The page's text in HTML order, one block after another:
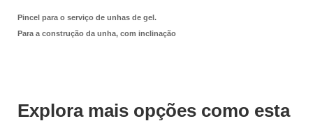
Pincel para o serviço de unhas de gel.
Para a construção da unha, com inclinação
Explora mais opções como esta